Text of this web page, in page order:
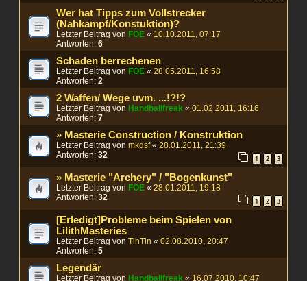
Wer hat Tipps zum Vollstrecker
(Nahkampf/Konstuktion)?
Letzter Beitrag von FOE « 10.10.2011, 07:17
Antworten:6
Schaden berrechenen
Letzter Beitrag von FOE «28.05.2011, 16:58
Antworten:2
2 Waffen/ Wege uvm. ...!?!?
Letzter Beitrag von Handballfreak «01.02.2011, 16:16
Antworten:7
» Masterie Construction / Konstruktion
Letzter Beitrag vonmkdsf«28.01.2011, 21:39
Antworten:32 1 2 3
» Masterie "Archery" / "Bogenkunst"
Letzter Beitrag von FOE «28.01.2011, 19:18
Antworten:32 1 2 3
[Erledigt]Probleme beim Spielen von
LilithMasteries
Letzter Beitrag vonTinTin «02.08.2010, 20:47
Antworten:5
Legendär
Letzter Beitrag von Handballfreak « 16.07.2010, 10:47